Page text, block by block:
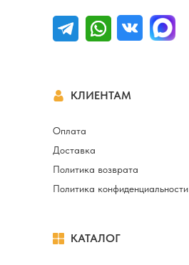
КАТАЛОГ
КЛИЕНТАМ
Оплата
Политика возврата
Доставка
Политика конфиденциальности